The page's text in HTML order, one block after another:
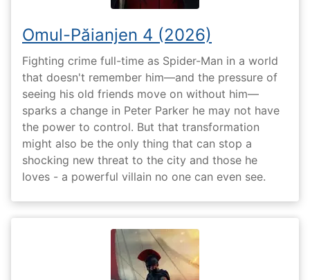
Omul-Păianjen 4 (2026)
Fighting crime full-time as Spider-Man in a world
that doesn't remember him—and the pressure of
seeing his old friends move on without him—
sparks a change in Peter Parker he may not have
the power to control. But that transformation
might also be the only thing that can stop a
shocking new threat to the city and those he
loves - a powerful villain no one can even see.